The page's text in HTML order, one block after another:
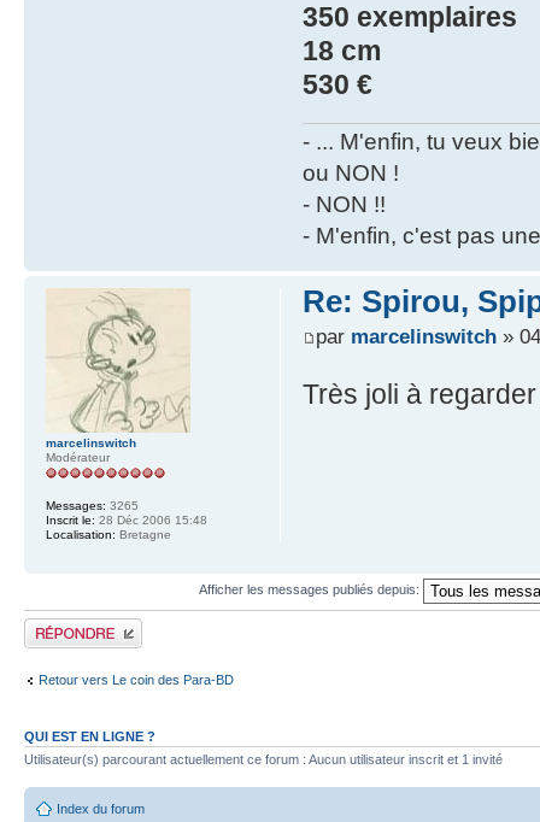
350 exemplaires
18 cm
530 €
- ... M'enfin, tu veux
ou NON !
- NON !!
- M'enfin, c'est pas
Re: Spirou,
par marcelinswitch»
Très joli à
marcelinswitch
Modérateur
Messages: 3265
Inscrit le: 28 Déc 2006 15:48
Localisation: Bretagne
Afficher les messages publiés depuis:
Publier une réponse
Retour vers Le coin des Para-BD
QUI EST EN LIGNE ?
Utilisateur(s) parcourant actuellement ce forum : Aucun utilisateur inscrit et 1 invité
Index du forum